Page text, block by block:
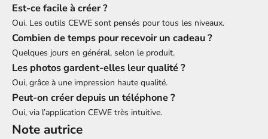
Est-ce facile à créer ?
Oui. Les outils CEWE sont pensés pour tous les niveaux.
Combien de temps pour recevoir un cadeau ?
Quelques jours en général, selon le produit.
Les photos gardent-elles leur qualité ?
Oui, grâce à une impression haute qualité.
Peut-on créer depuis un téléphone ?
Oui, via l’application CEWE très intuitive.
Note autrice